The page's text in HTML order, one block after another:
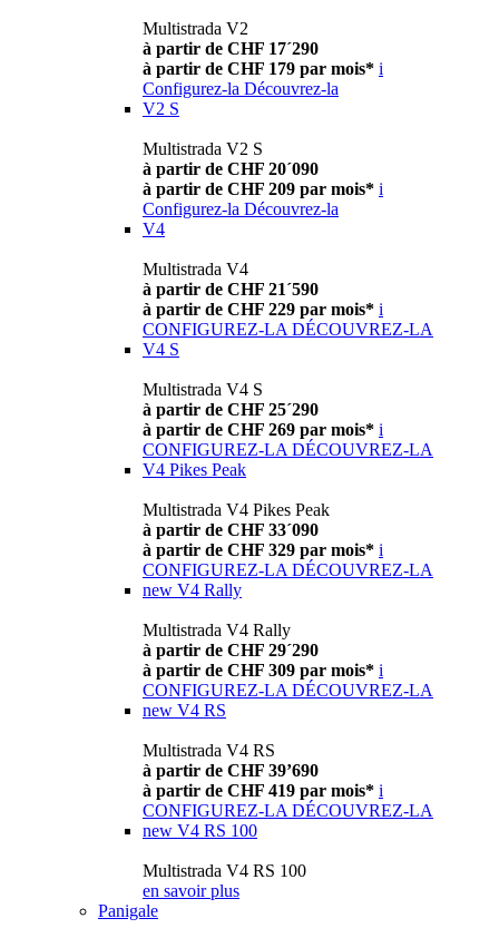
Multistrada V2
à partir de CHF 17´290
à partir de CHF 179 par mois* i
Configurez-la Découvrez-la
V2 S
Multistrada V2 S
à partir de CHF 20´090
à partir de CHF 209 par mois* i
Configurez-la Découvrez-la
V4
Multistrada V4
à partir de CHF 21´590
à partir de CHF 229 par mois* i
CONFIGUREZ-LA DÉCOUVREZ-LA
V4 S
Multistrada V4 S
à partir de CHF 25´290
à partir de CHF 269 par mois* i
CONFIGUREZ-LA DÉCOUVREZ-LA
V4 Pikes Peak
Multistrada V4 Pikes Peak
à partir de CHF 33´090
à partir de CHF 329 par mois* i
CONFIGUREZ-LA DÉCOUVREZ-LA
new V4 Rally
Multistrada V4 Rally
à partir de CHF 29´290
à partir de CHF 309 par mois* i
CONFIGUREZ-LA DÉCOUVREZ-LA
new V4 RS
Multistrada V4 RS
à partir de CHF 39’690
à partir de CHF 419 par mois* i
CONFIGUREZ-LA DÉCOUVREZ-LA
new V4 RS 100
Multistrada V4 RS 100
en savoir plus
Panigale